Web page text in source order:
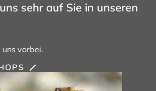
sehr auf Sie in unseren
uns vorbei.